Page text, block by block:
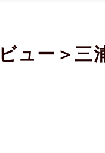
ュー＞三